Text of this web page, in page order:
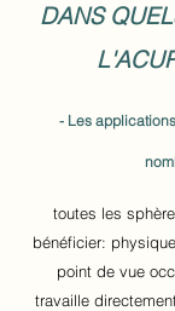
DANS
- Les
toutes les
bénéficier:
point de vue
travaille